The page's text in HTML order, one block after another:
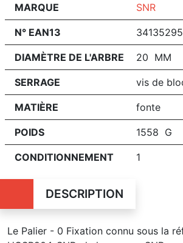
MARQUE SNR
N° EAN13
DIAMÈTRE DE L'ARBRE 20 MM
SERRAGE vis de
MATIÈRE fonte
POIDS 1558 G
CONDITIONNEMENT 1
DESCRIPTION
Le Palier - 0 Fixation connu sous la